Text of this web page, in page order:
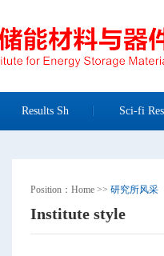
Results Sh Sci-fi Res
Position： Home >> 研究所风采
Institute style